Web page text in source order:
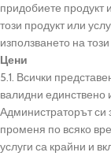
придобиете продукт
този продукт или
използването на
Цени
5.1. Всички
валидни
Администраторът си
променя по всяко
услуги са крайни и